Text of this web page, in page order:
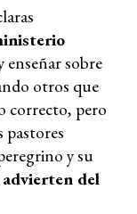
enseñar sobre
otros que
correcto, pero
pastores
y su
advierten del